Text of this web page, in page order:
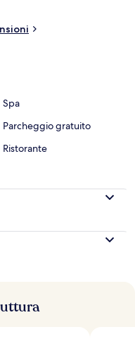
(gratuito). Gli ospiti
gentile.
Spa
Parcheggio gratuito
Ristorante